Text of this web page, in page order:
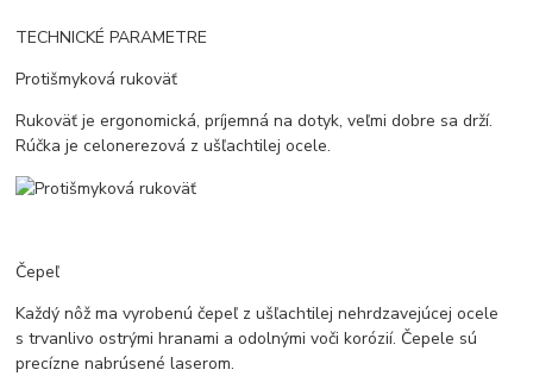
TECHNICKÉ PARAMETRE
Protišmyková rukoväť
Rukoväť je ergonomická, príjemná na dotyk, veľmi dobre sa drží.
Rúčka je celonerezová z ušľachtilej ocele.
Čepeľ
Každý nôž ma vyrobenú čepeľ z ušľachtilej nehrdzavejúcej ocele
s trvanlivo ostrými hranami a odolnými voči korózií. Čepele sú
precízne nabrúsené laserom.